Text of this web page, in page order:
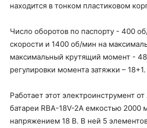
находится в тонком пластиковом
Число оборотов по паспорту - 400
скорости и 1400 об/мин на
максимальный крутящий момент -
регулировки момента затяжки – 18+1.
Работает этот электроинструмент
батареи RBA-18V-2A емкостью 2000
напряжением 18 В. В ней 5